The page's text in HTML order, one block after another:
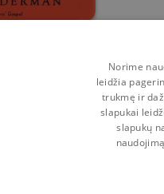
Norime
leidžia
trukmę ir
slapukai
slapukų